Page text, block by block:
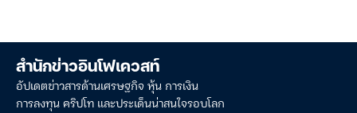
สำนักข่าวอินโฟเควสท์
อัปเดตข่าวสารด้านเศรษฐกิจ หุ้น การเงิน
การลงทุน คริปโท และประเด็นน่าสนใจรอบโลก